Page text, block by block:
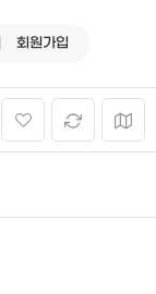
회원가입